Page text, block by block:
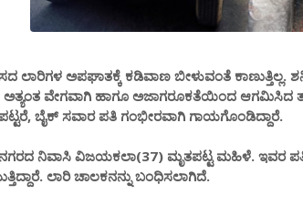
ಲಾರಿಗಳ ಅಪಘಾತಕ್ಕೆ ಕಡಿವಾಣ ಬೀಳುವಂತೆ ಕಾಣುತ್ತಿಲ್ಲ‌.
ವೇಗವಾಗಿ ಹಾಗೂ ಅಜಾಗರೂಕತೆಯಿಂದ ಆಗಮಿಸಿದ
ಬೈಕ್ ಸವಾರ ಪತಿ ಗಂಭೀರವಾಗಿ ಗಾಯಗೊಂಡಿದ್ದಾರೆ.
ನಗರದ ನಿವಾಸಿ ವಿಜಯಕಲಾ(37) ಮೃತಪಟ್ಟ ಮಹಿಳೆ. ಇವರ
ಲಾರಿ ಚಾಲಕನನ್ನು ಬಂಧಿಸಲಾಗಿದೆ.